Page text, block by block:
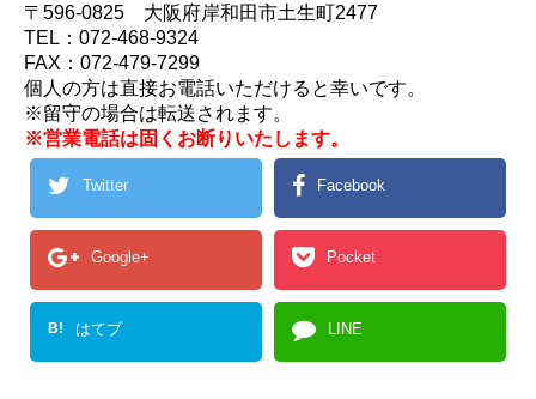
〒596-0825 大阪府岸和田市土生町2477
TEL：072-468-9324
FAX：072-479-7299
個人の方は直接お電話いただけると幸いです。
※留守の場合は転送されます。
※営業電話は固くお断りいたします。
Twitter Facebook
Google+ Pocket
B! はてブ LINE